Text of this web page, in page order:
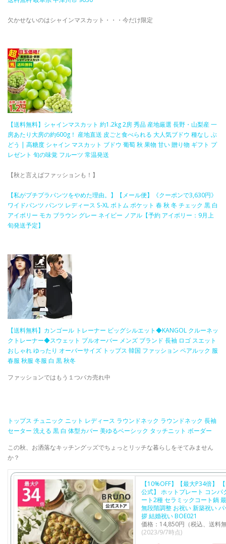
欠かせないのはシャインマスカット・・・今だけ限定
【送料無料】シャインマスカット 約1.2kg 2房 秀品 産地厳選 長野・山梨産 一
房あたり大房の約600g！ 産地直送 皮ごと食べられる 大人気ブドウ 種なし ぶ
どう | 高糖度 シャイン マスカット ブドウ 葡萄 秋 果物 甘い 贈り物 ギフト プ
レゼント 旬の味覚 フルーツ 常温発送
【秋と言えばファッションも！】
​【私がプチプラパンツをやめた理由。】【メール便】《クーポンで3,630円》
ワイドパンツ パンツ レディース S-XL ボトム ポケット 春 秋 冬 チェック 黒 白
アイボリー モカ ブラウン グレー ネイビー ノアル【予約 アイボリー：9月上
旬発送予定】​
【送料無料】カンゴール トレーナー ビッグシルエット◆KANGOL クルーネッ
クトレーナー◆スウェット プルオーバー メンズ ブランド 長袖 ロゴ スエット
おしゃれ ゆったり オーバーサイズ トップス 韓国 ファッション ペアルック 服
春服 秋服 冬服 白 黒 秋冬
ファッションではもう１つバカ売れ中
トップス チュニック ニット レディース ラウンドネック ラウンドネック 長袖
セーター 洗える 黒 白 体型カバー 美ゆるベーシック タッチニット ボーダー
この秋、お洒落なキッチングッズでちょっとリッチな暮らしをそてみません
か？
【10%OFF】【最大P34倍】
公式】 ホットプレート コンパ
ート2種 セラミックコート鍋
無段階調整 お祝い 新築祝い
拶 結婚祝い BOE021
価格：14,850円（税込、送料
(2023/9/7時点)